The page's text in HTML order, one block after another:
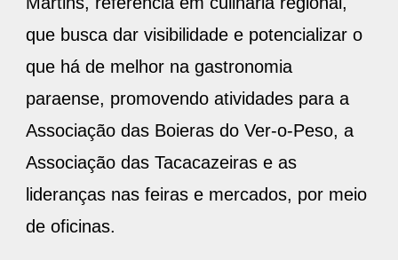
que busca dar visibilidade e potencializar o
que há de melhor na gastronomia
paraense, promovendo atividades para a
Associação das Boieras do Ver-o-Peso, a
Associação das Tacacazeiras e as
lideranças nas feiras e mercados, por meio
de oficinas.